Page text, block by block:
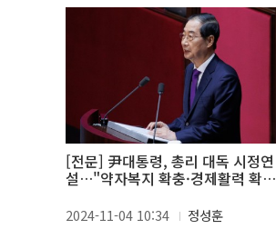
[전문] 尹대통령, 총리 대독 시정연
설…"약자복지 확충·경제활력 확산
2024-11-04 10:34 정성훈